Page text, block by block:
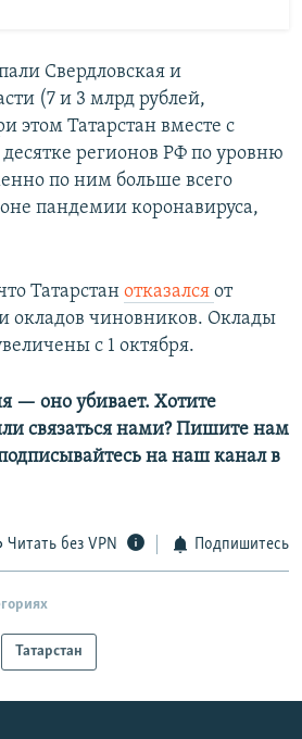
Свердловская и
(7 и 3 млрд рублей,
этом Татарстан вместе с
регионов РФ по уровню
по ним больше всего
пандемии коронавируса,
Татарстан отказался от
окладов чиновников. Оклады
с 1 октября.
— оно убивает. Хотите
связаться нами? Пишите нам
на наш канал в
Читать без VPN Подпишитесь
Татарстан